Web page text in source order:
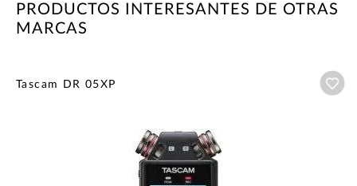
PRODUCTOS INTERESANTES DE OTRAS
MARCAS
Tascam DR 05XP